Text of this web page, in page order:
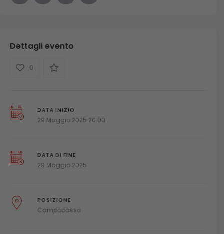
Dettagli evento
0
DATA INIZIO
29 Maggio 2025 20:00
DATA DI FINE
29 Maggio 2025
POSIZIONE
Campobasso